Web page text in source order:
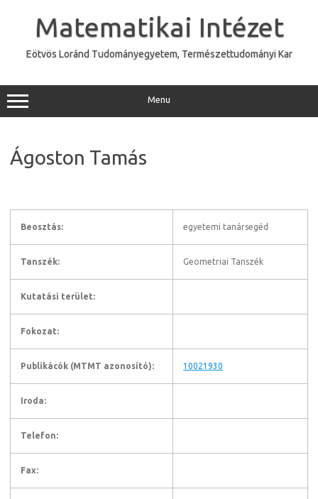
Matematikai Intézet
Eötvös Loránd Tudományegyetem, Természettudományi Kar
Menu
Ágoston Tamás
Beosztás: egyetemi tanársegéd
Tanszék: Geometriai Tanszék
Kutatási terület:
Fokozat:
Publikácók (MTMT azonosító): 10021930
Iroda:
Telefon:
Fax: